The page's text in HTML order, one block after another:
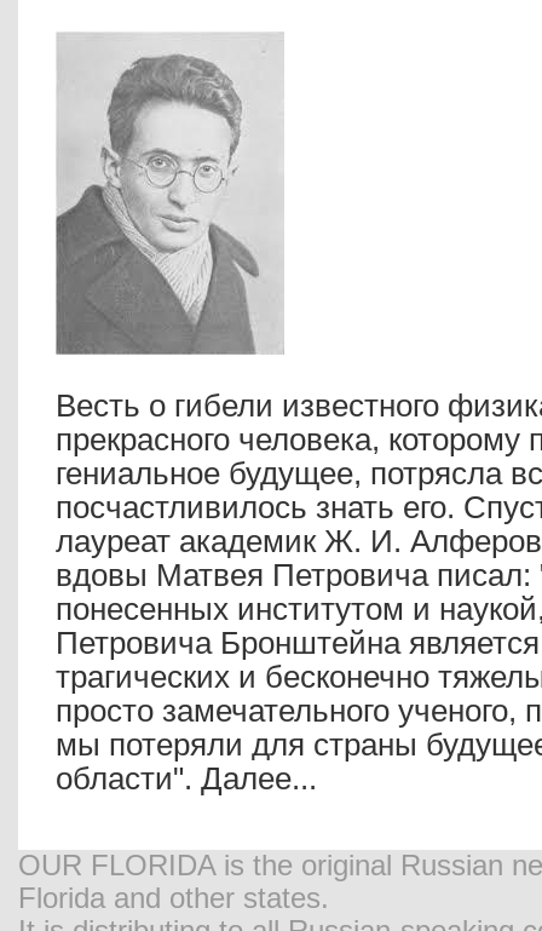
Весть о гибели известного
прекрасного человека,
гениальное будущее, потрясла
посчастливилось знать его.
лауреат академик Ж. И.
вдовы Матвея Петровича писал:
понесенных институтом и
Петровича Бронштейна
трагических и бесконечно
просто замечательного ученого,
мы потеряли для страны
области". Далее...
OUR FLORIDA is the original Russian
Florida and other states.